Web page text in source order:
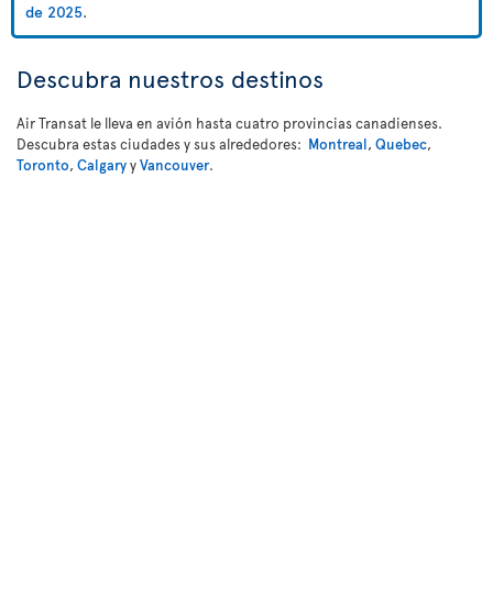
de 2025.
Descubra nuestros destinos
Air Transat le lleva en avión hasta cuatro provincias canadienses.
Descubra estas ciudades y sus alrededores: Montreal, Quebec,
Toronto, CalgaryyVancouver.